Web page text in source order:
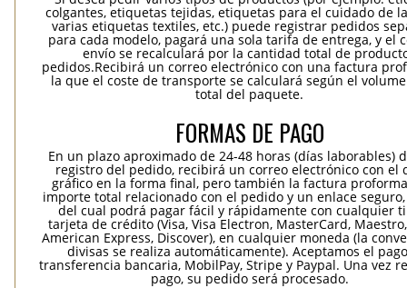
colgantes, etiquetas tejidas, etiquetas para el cuidado de
varias etiquetas textiles, etc.) puede registrar pedidos
para cada modelo, pagará una sola tarifa de entrega, y el
envío se recalculará por la cantidad total de
pedidos.Recibirá un correo electrónico con una factura
la que el coste de transporte se calculará según el
total del paquete.
FORMAS DE PAGO
En un plazo aproximado de 24-48 horas (días laborables)
registro del pedido, recibirá un correo electrónico con el
gráfico en la forma final, pero también la factura
importe total relacionado con el pedido y un enlace
del cual podrá pagar fácil y rápidamente con cualquier
tarjeta de crédito (Visa, Visa Electron, MasterCard,
American Express, Discover), en cualquier moneda (la
divisas se realiza automáticamente). Aceptamos el
transferencia bancaria, MobilPay, Stripe y Paypal. Una vez
pago, su pedido será procesado.